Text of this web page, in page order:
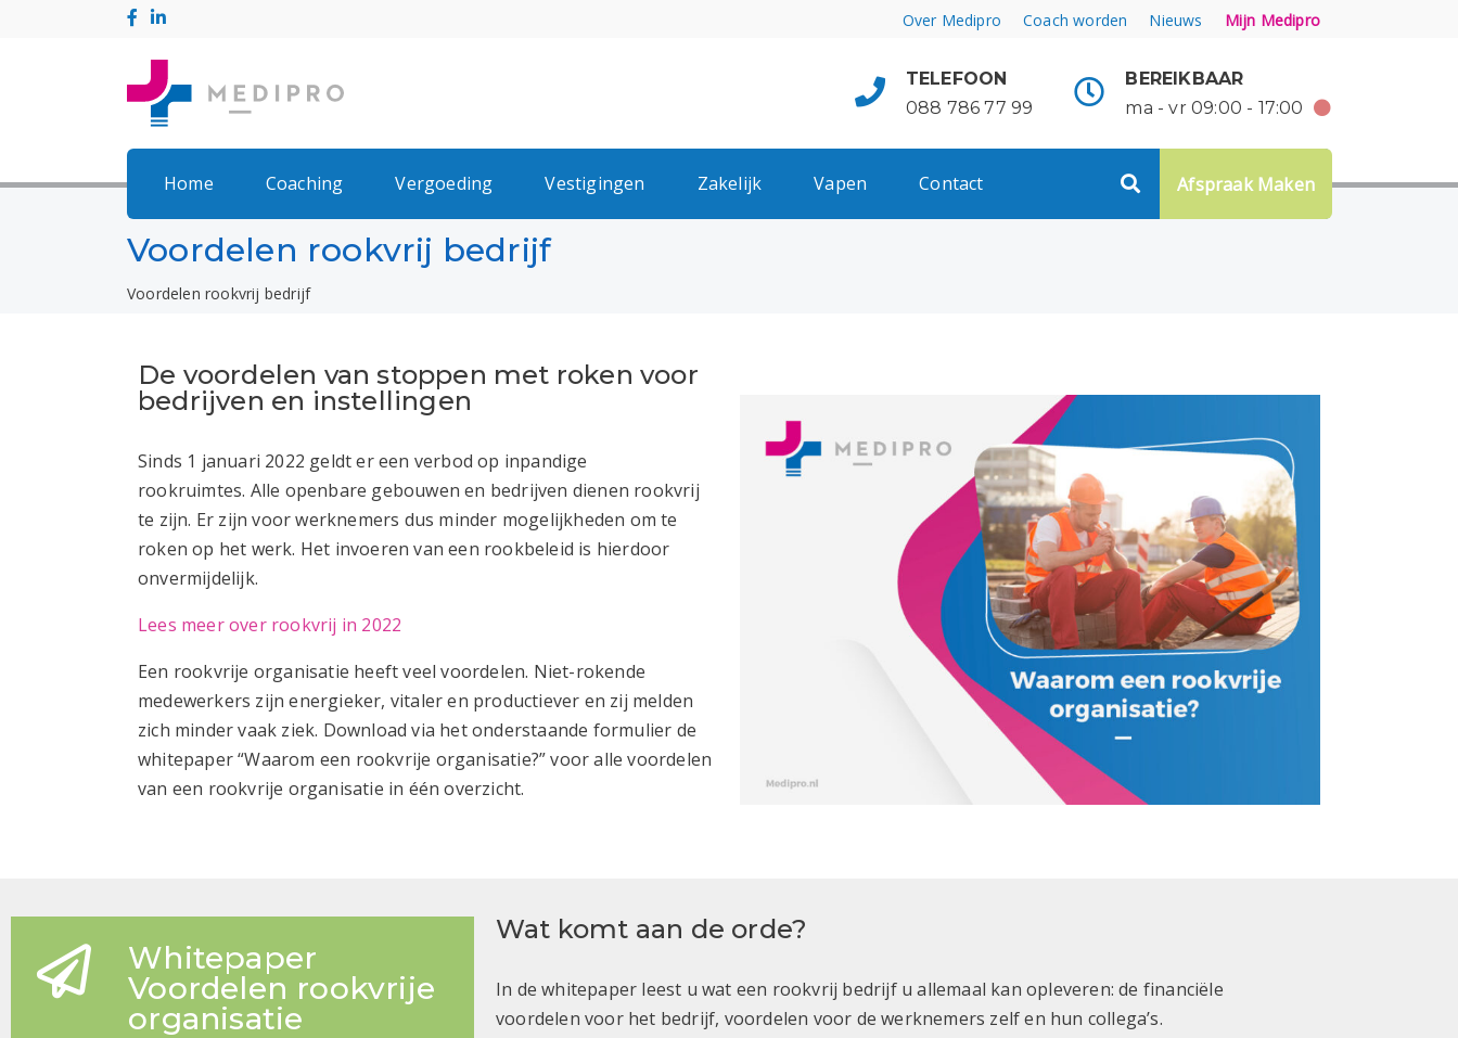
Over Medipro Coach worden Nieuws Mijn Medipro
TELEFOON
088 786 77 99
BEREIKBAAR
ma - vr 09:00 - 17:00
Home Coaching Vergoeding Vestigingen Zakelijk Vapen Contact Afspraak Maken
Voordelen rookvrij bedrijf
Voordelen rookvrij bedrijf
De voordelen van stoppen met roken voor
bedrijven en instellingen
Sinds 1 januari 2022 geldt er een verbod op inpandige
rookruimtes. Alle openbare gebouwen en bedrijven dienen rookvrij
te zijn. Er zijnvoor werknemers dus minder mogelijkheden om te
roken op het werk. Het invoeren van een rookbeleid is hierdoor
onvermijdelijk.
Lees meer over rookvrij in 2022
Een rookvrije organisatie heeft veel voordelen. Niet-rokende
medewerkers zijn energieker, vitaler en productiever en zij melden
zich minder vaak ziek. Download via het onderstaande formulier de
whitepaper “Waarom een rookvrije organisatie?” voor alle voordelen
van een rookvrije organisatie in één overzicht.
Whitepaper
Voordelen rookvrije
organisatie
Wat komt aan de orde?
In de whitepaper leest u wat een rookvrij bedrijf u allemaal kan opleveren: de financiële
voordelen voor het bedrijf, voordelen voor de werknemers zelf en hun collega’s.